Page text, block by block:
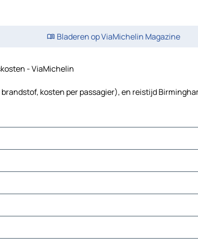
Bladeren op ViaMichelin Magazine
- ViaMichelin
kosten per passagier), en reistijd